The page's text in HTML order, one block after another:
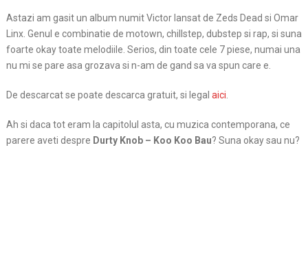
Astazi am gasit un album numit Victor lansat de Zeds Dead si Omar
Linx. Genul e combinatie de motown, chillstep, dubstep si rap, si suna
foarte okay toate melodiile. Serios, din toate cele 7 piese, numai una
nu mi se pare asa grozava si n-am de gand sa va spun care e.
De descarcat se poate descarca gratuit, si legal aici
Ah si daca tot eram la capitolul asta, cu muzica contemporana, ce
parere aveti despre Durty Knob – Koo Koo Bau? Suna okay sau nu?